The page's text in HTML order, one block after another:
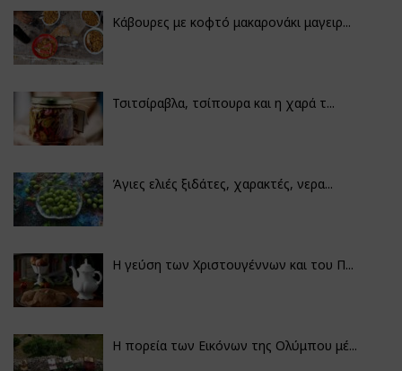
Κάβουρες με κοφτό μακαρονάκι μαγειρ...
Τσιτσίραβλα, τσίπουρα και η χαρά τ...
Άγιες ελιές ξιδάτες, χαρακτές, νερα...
Η γεύση των Χριστουγέννων και του Π...
Η πορεία των Εικόνων της Ολύμπου μέ...